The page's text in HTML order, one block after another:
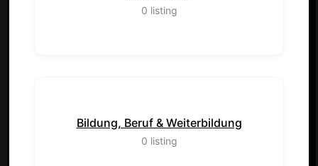
0 listing
Bildung, Beruf & Weiterbildung
0 listing